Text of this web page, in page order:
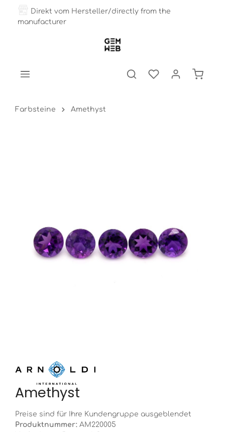
Direkt vom Hersteller/directly from the
manufacturer
Farbsteine Amethyst
Amethyst
Preise sind für Ihre Kundengruppe ausgeblendet
Produktnummer: AM220005